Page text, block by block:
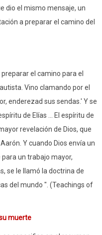
dio el mismo mensaje, un
a preparar el camino del
el camino para el
Vino clamando por el
enderezad sus sendas.' Y se
de Elías ... El espíritu de
revelación de Dios, que
Y cuando Dios envía un
un trabajo mayor,
se le llamó la doctrina de
del mundo ". (Teachings of
muerte